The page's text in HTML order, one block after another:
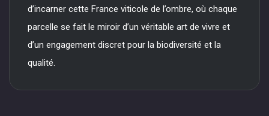
d’incarner cette France viticole de l’ombre, où chaque
parcelle se fait le miroir d’un véritable art de vivre et
d’un engagement discret pour la biodiversité et la
qualité.